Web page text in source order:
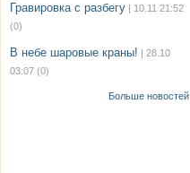
Гравировка с разбегу | 10.11 21:52
(0)
В небе шаровые краны! | 28.10
03:07 (0)
Больше новостей